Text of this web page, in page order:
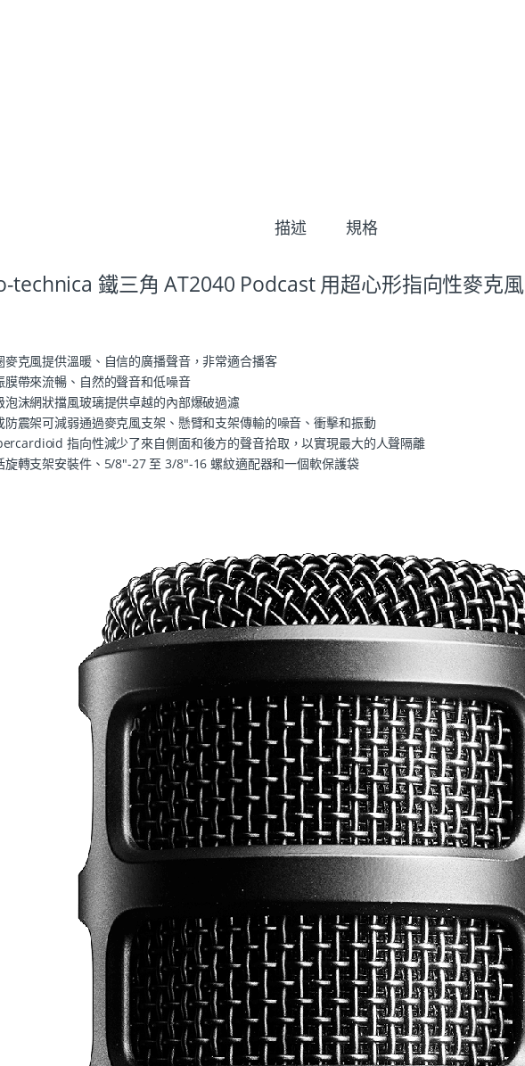
描述 規格
technica 鐵三角 AT2040 Podcast 用超心形指向性麥克風
麥克風提供溫暖、自信的廣播聲音，非常適合播客
膜帶來流暢、自然的聲音和低噪音
泡沫網狀擋風玻璃提供卓越的內部爆破過濾
防震架可減弱通過麥克風支架、懸臂和支架傳輸的噪音、衝擊和振動
指向性減少了來自側面和後方的聲音拾取，以實現最大的人聲隔離
旋轉支架安裝件、5/8″-27 至 3/8″-16 螺紋適配器和一個軟保護袋